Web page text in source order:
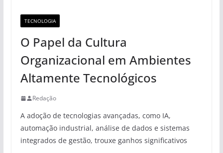
TECNOLOGIA
O Papel da Cultura
Organizacional em Ambientes
Altamente Tecnológicos
Redação
A adoção de tecnologias avançadas, como IA,
automação industrial, análise de dados e sistemas
integrados de gestão, trouxe ganhos significativos